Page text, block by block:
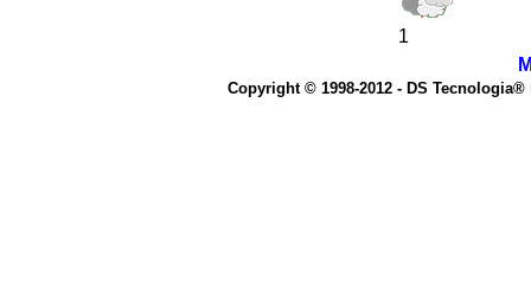
1
Copyright © 1998-2012 - DS Tecnologia®